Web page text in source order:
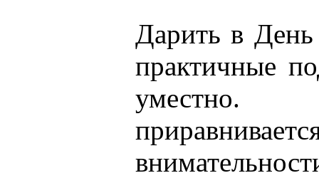
Дарить в День
практичные
уместно.